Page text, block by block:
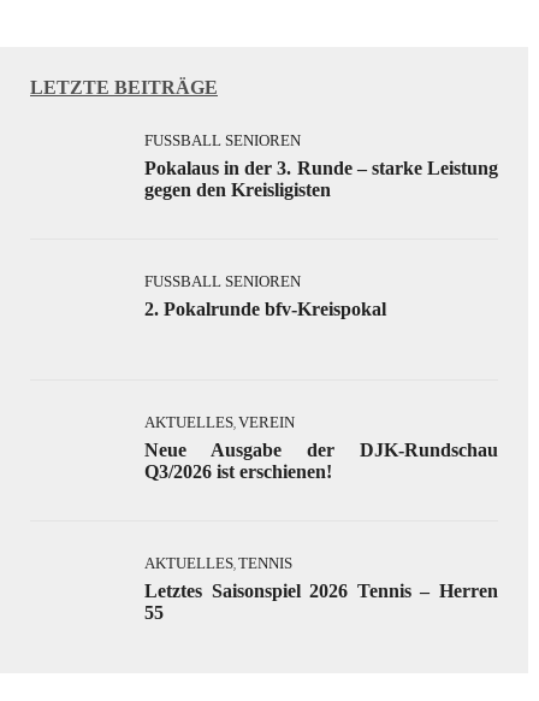
LETZTE BEITRÄGE
FUSSBALL SENIOREN
Pokalaus in der 3. Runde – starke Leistung
gegen den Kreisligisten
FUSSBALL SENIOREN
2. Pokalrunde bfv-Kreispokal
AKTUELLES, VEREIN
Neue Ausgabe der DJK-Rundschau
Q3/2026 ist erschienen!
AKTUELLES, TENNIS
Letztes Saisonspiel 2026 Tennis – Herren
55